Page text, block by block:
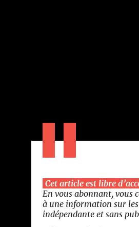
Cet article est libre
En vous abonnant, vous
à une information sur
indépendante et sans